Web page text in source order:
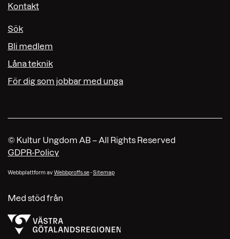
Kontakt
Sök
Bli medlem
Låna teknik
För dig som jobbar med unga
© Kultur Ungdom AB – All Rights Reserved
GDPR-Policy
Webbplattform avWebbproffs.se-Sitemap
Med stöd från